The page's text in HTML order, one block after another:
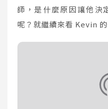
師，是什麼原因讓他決
呢？就繼續來看 Kevin 的